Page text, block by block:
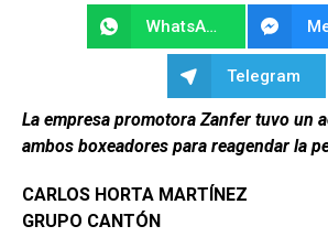
WhatsApp
Telegram
La empresa promotora Zanfer tuvo un
ambos boxeadores para reagendar la
CARLOS HORTA MARTÍNEZ
GRUPO CANTÓN